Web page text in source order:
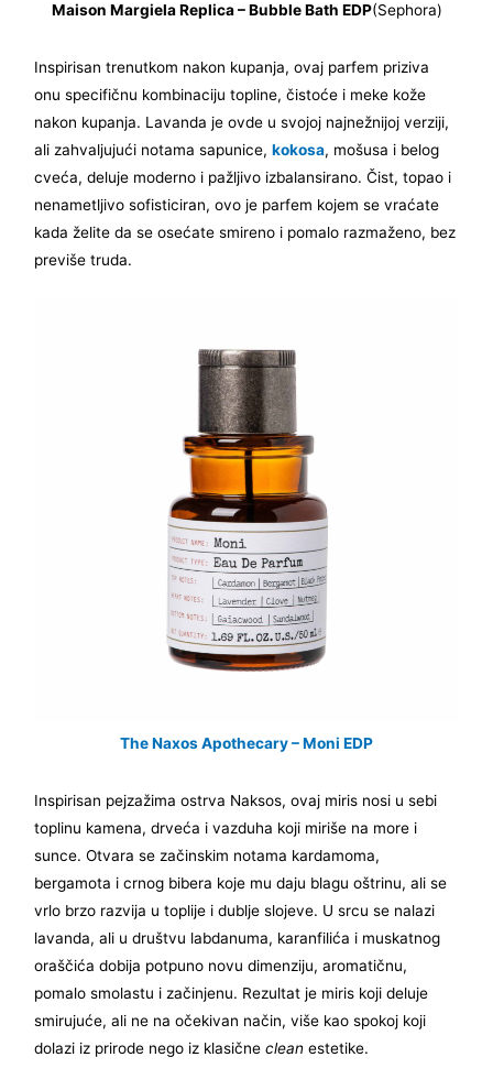
Maison Margiela Replica – Bubble Bath EDP(Sephora)
Inspirisan trenutkom nakon kupanja, ovaj parfem priziva
onu specifičnu kombinaciju topline, čistoće i meke kože
nakon kupanja. Lavanda je ovde u svojoj najnežnijoj verziji,
ali zahvaljujući notama sapunice,kokosa, mošusa i belog
cveća, deluje moderno i pažljivo izbalansirano. Čist, topao i
nenametljivo sofisticiran, ovo je parfem kojem se vraćate
kada želite da se osećate smireno i pomalo razmaženo, bez
previše truda.
The Naxos Apothecary – Moni EDP
Inspirisan pejzažima ostrva Naksos, ovaj miris nosi u sebi
toplinu kamena, drveća i vazduha koji miriše na more i
sunce. Otvara se začinskim notama kardamoma,
bergamota i crnog bibera koje mu daju blagu oštrinu, ali se
vrlo brzo razvija u toplije i dublje slojeve. U srcu se nalazi
lavanda, ali u društvu labdanuma, karanfilića i muskatnog
oraščića dobija potpuno novu dimenziju, aromatičnu,
pomalo smolastu i začinjenu. Rezultat je miris koji deluje
smirujuće, ali ne na očekivan način, više kao spokoj koji
dolazi iz prirode nego iz klasičneclean estetike.